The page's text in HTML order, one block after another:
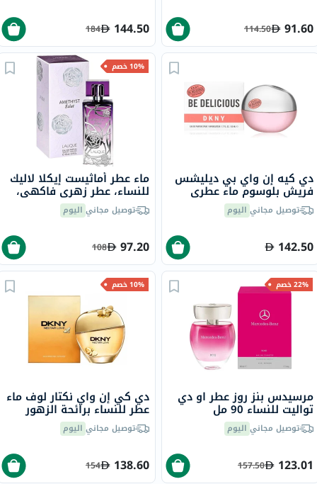
91.60
114.50
144.50
184
دي كيه إن واي بي ديليشس
فريش بلوسوم ماء عطري
للنساء - عطر زهري 100 مل
توصيل مجاني اليوم
142.50
10% خصم
ماء عطر أماثيست إيكلا لاليك
للنساء، عطر زهري فاكهي،
100 ملتوصيل مجاني اليوم
97.20
108
22% خصم
مرسيدس بنز روز عطر او دي
تواليت للنساء 90 مل
توصيل مجاني اليوم
123.01
157.50
10% خصم
دي كي إن واي نكتار لوف ماء
عطر للنساء برائحة الزهور
100 ملتوصيل مجاني اليوم
138.60
154